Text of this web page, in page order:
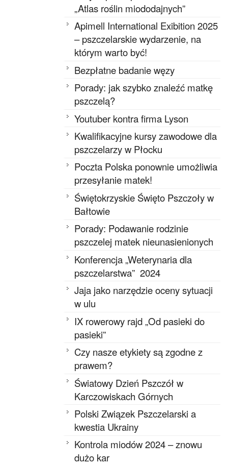
„Atlas roślin miododajnych”
Apimell International Exibition 2025
– pszczelarskie wydarzenie, na
którym warto być!
Bezpłatne badanie węzy
Porady: jak szybko znaleźć matkę
pszczelą?
Youtuber kontra firma Lyson
Kwalifikacyjne kursy zawodowe dla
pszczelarzy w Płocku
Poczta Polska ponownie umożliwia
przesyłanie matek!
Świętokrzyskie Święto Pszczoły w
Bałtowie
Porady: Podawanie rodzinie
pszczelej matek nieunasienionych
Konferencja „Weterynaria dla
pszczelarstwa” 2024
Jaja jako narzędzie oceny sytuacji
w ulu
IX rowerowy rajd „Od pasieki do
pasieki”
Czy nasze etykiety są zgodne z
prawem?
Światowy Dzień Pszczół w
Karczowiskach Górnych
Polski Związek Pszczelarski a
kwestia Ukrainy
Kontrola miodów 2024 – znowu
dużo kar